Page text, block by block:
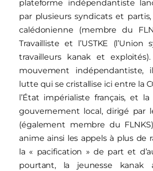
plateforme indépendantiste
par plusieurs syndicats et
calédonienne (membre du
Travailliste et l’USTKE (l’Union
travailleurs kanak et
mouvement indépendantiste,
lutte qui se cristallise ici entre la
l’État impérialiste français, et
gouvernement local, dirigé par
(également membre du
anime ainsi les appels à plus de
la « pacification » de part et
pourtant, la jeunesse kanak